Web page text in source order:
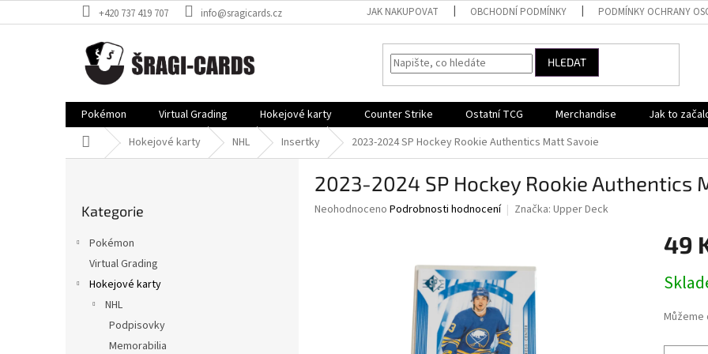
na
+420 737 419 707 info@sragicards.cz JAK NAKUPOVAT OBCHODNÍ PODMÍNKY PODMÍNKY OCHRANY
HLEDAT
Pokémon Virtual Grading Hokejové karty Counter Strike Ostatní TCG Merchandise Jak to
Domů Hokejové karty NHL Insertky 2023-2024 SP Hockey Rookie Authentics Matt Savoie
kategorie
Kategorie
Pokémon
Virtual Grading
Hokejové karty
NHL
Podpisovky
Memorabilia
2023-2024 SP Hockey Rookie Authentics
Průměrné
Neohodnoceno Podrobnosti hodnocení Značka: Upper Deck
49
cena:
Můžeme